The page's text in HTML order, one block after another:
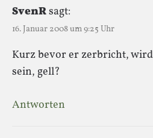
SvenRsagt:
16. Januar 2008 um 9:25 Uhr
Kurz bevor er zerbricht,
sein, gell?
Antworten